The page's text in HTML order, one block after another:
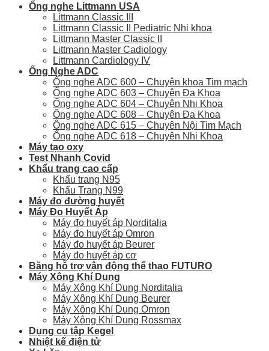
Ống nghe Littmann USA
Littmann Classic III
Littmann Classic II Pediatric Nhi khoa
Littmann Master Classic II
Littmann Master Cadiology
Littmann Cardiology IV
Ống Nghe ADC
Ống nghe ADC 600 – Chuyên khoa Tim mạch
Ống nghe ADC 603 – Chuyên Đa Khoa
Ống nghe ADC 604 – Chuyên Nhi Khoa
Ống nghe ADC 608 – Chuyên Đa Khoa
Ống nghe ADC 615 – Chuyên Nội Tim Mạch
Ống nghe ADC 618 – Chuyên Nhi Khoa
Máy tạo oxy
Test Nhanh Covid
Khẩu trang cao cấp
Khẩu trang N95
Khẩu Trang N99
Máy đo đường huyết
Máy Đo Huyết Áp
Máy đo huyết áp Norditalia
Máy đo huyết áp Omron
Máy đo huyết áp Beurer
Máy đo huyết áp cơ
Băng hỗ trợ vận động thể thao FUTURO
Máy Xông Khí Dung
Máy Xông Khí Dung Norditalia
Máy Xông Khí Dung Beurer
Máy Xông Khí Dung Omron
Máy Xông Khí Dung Rossmax
Dụng cụ tập Kegel
Nhiệt kế điện tử